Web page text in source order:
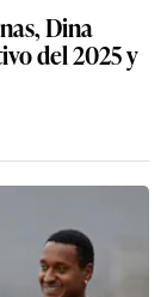
Dina
del 2025 y